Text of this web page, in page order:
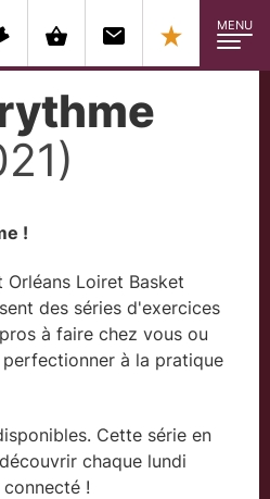
MENU
!
Orléans Loiret Basket
des séries d'exercices
à faire chez vous ou
à la pratique
Cette série en
chaque lundi
!